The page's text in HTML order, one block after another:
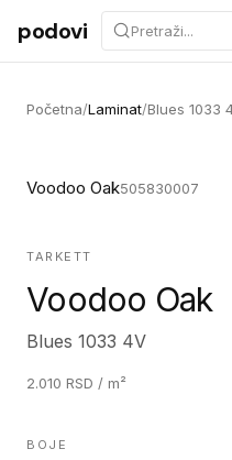
Preskoči na sadržaj
podovi
Početna/Laminat/Blues 1033
Voodoo Oak505830007
TARKETT
Voodoo Oak
Blues 1033 4V
2.010 RSD / m²
BOJE